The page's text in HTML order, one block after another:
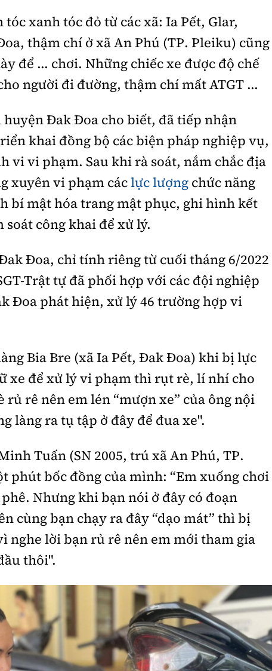
xanh tóc đỏ từ các xã: Ia Pết, Glar,
thậm chí ở xã An Phú (TP. Pleiku) cũng
để ... chơi. Những chiếc xe được độ chế
người đi đường, thậm chí mất ATGT ...
huyện Đak Đoa cho biết, đã tiếp nhận
khai đồng bộ các biện pháp nghiệp vụ,
vi vi phạm. Sau khi rà soát, nắm chắc địa
xuyên vi phạm cáclực lượng chức năng
bí mật hóa trang mật phục, ghi hình kết
công khai để xử lý.
Đoa, chỉ tính riêng từ cuối tháng 6/2022
Trật tự đã phối hợp với các đội nghiệp
Đoa phát hiện, xử lý 46 trường hợp vi
Bia Bre (xã Ia Pết, Đak Đoa) khi bị lực
xe để xử lý vi phạm thì rụt rè, lí nhí cho
rủ rê nên em lén “mượn xe” của ông nội
làng ra tụ tập ở đây để đua xe".
Tuấn (SN 2005, trú xã An Phú, TP.
phút bốc đồng của mình: “Em xuống chơi
Nhưng khi bạn nói ở đây có đoạn
cùng bạn chạy ra đây “dạo mát” thì bị
nghe lời bạn rủ rê nên em mới tham gia
thôi".